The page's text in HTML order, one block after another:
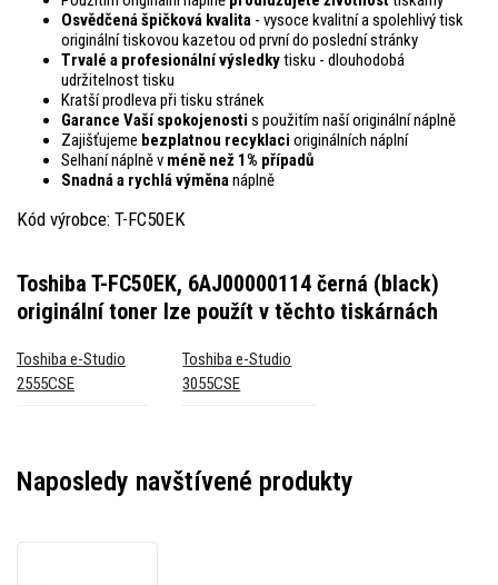
Osvědčená špičková kvalita - vysoce kvalitní a spolehlivý tisk
originální tiskovou kazetou od první do poslední stránky
Trvalé a profesionální výsledkytisku - dlouhodobá
udržitelnost tisku
Kratší prodleva při tisku stránek
Garance Vaší spokojenosti s použitím naší originální náplně
Zajišťujeme bezplatnou recyklaci originálních náplní
Selhaní náplně v méně než 1% případů
Snadná a rychlá výměnanáplně
Kód výrobce: T-FC50EK
Toshiba T-FC50EK, 6AJ00000114 černá (black)
originální toner lze použít v těchto tiskárnách
Toshiba e-Studio
2555CSE
Toshiba e-Studio
3055CSE
Naposledy navštívené produkty